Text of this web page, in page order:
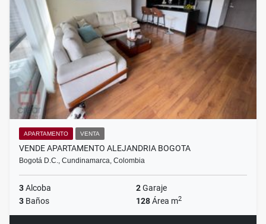
APARTAMENTO VENTA
VENDE APARTAMENTO ALEJANDRIA BOGOTA
Bogotá D.C., Cundinamarca, Colombia
3Alcoba 2Garaje
3 Baños 128Área m2